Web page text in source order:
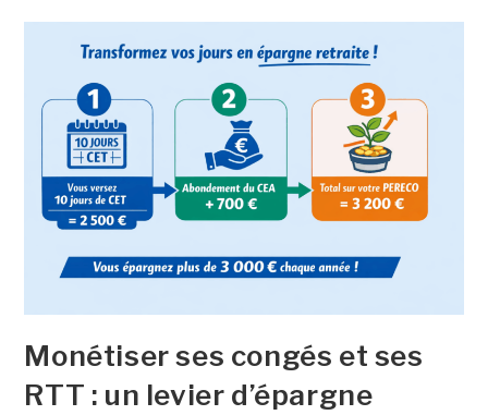
Monétiser ses congés et ses
RTT : un levier d’épargne